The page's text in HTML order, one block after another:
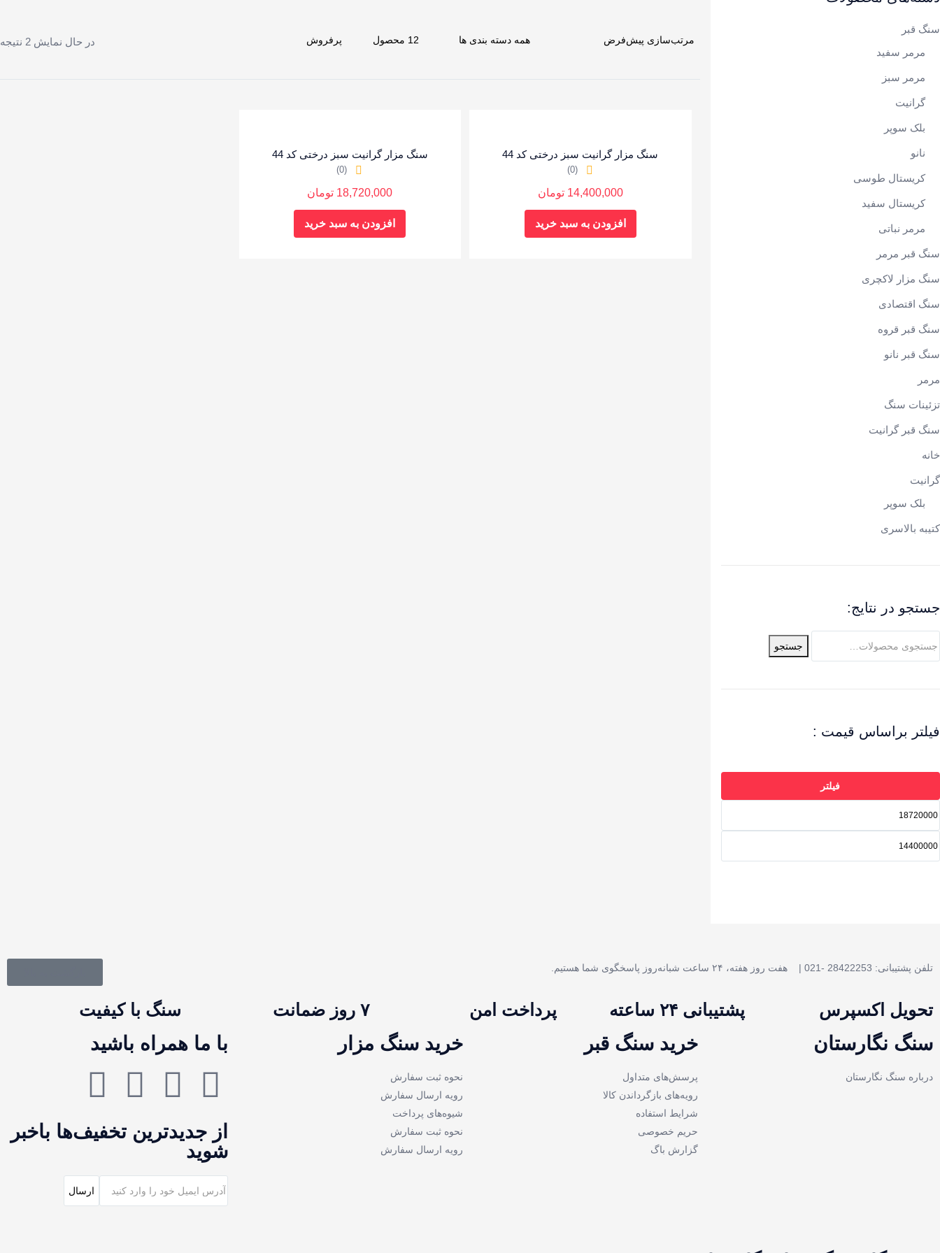
سنگ قبر
مرمر سفید
مرمر سبز
گرانیت
بلک سوپر
نانو
کریستال طوسی
کریستال سفید
مرمر نباتی
سنگ قبر مرمر
سنگ مزار لاکچری
سنگ اقتصادی
سنگ قبر قروه
سنگ قبر نانو
مرمر
تزئینات سنگ
سنگ قبر گرانیت
خانه
گرانیت
بلک سوپر
کتیبه بالاسری
جستجو در نتایج:
جستجو
فیلتر براساس قیمت :
فیلتر
در حال نمایش 2 نتیجه
سنگ مزار گرانیت سبز درختی کد 44
(0)
14,400,000 تومان
افزودن به سبد خرید
سنگ مزار گرانیت سبز درختی کد 44
(0)
18,720,000 تومان
افزودن به سبد خرید
تلفن پشتیبانی: 28422253 -021 | هفت روز هفته، ۲۴ ساعت شبانه‌روز پاسخگوی شما هستیم.
تحویل اکسپرس پشتیبانی ۲۴ ساعته پرداخت امن ۷ روز ضمانت سنگ با کیفیت
سنگ نگارستان
درباره سنگ نگارستان
خرید سنگ قبر
پرسش‌های متداول
رویه‌های بازگرداندن کالا
شرایط استفاده
حریم خصوصی
گزارش باگ
خرید سنگ مزار
نحوه ثبت سفارش
رویه ارسال سفارش
شیوه‌های پرداخت
نحوه ثبت سفارش
رویه ارسال سفارش
با ما همراه باشید
از جدیدترین تخفیف‌ها باخبر
شوید